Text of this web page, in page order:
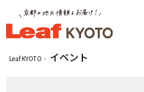
Leaf KYOTO イベント